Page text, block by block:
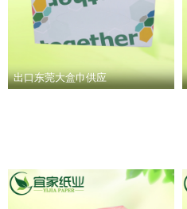
出口东莞大盒巾供应